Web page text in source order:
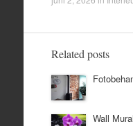
Related posts
Wall